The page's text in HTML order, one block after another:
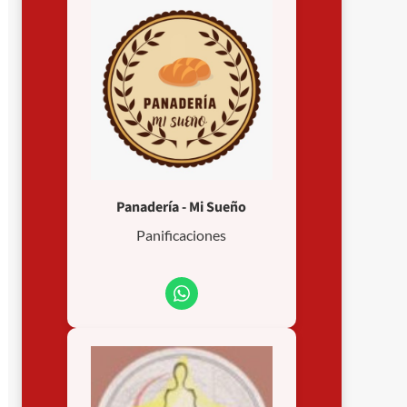
Panadería - Mi Sueño
Panificaciones